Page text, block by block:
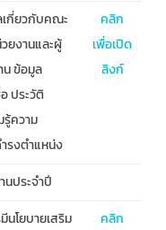
เกี่ยวกับคณะ
ยงานและผู้
น ข้อมูล
ประวัติ
ความ
รงตำแหน่ง
คลิก
เพื่อเปิด
ลิงก์
นประจำปี
โยบายเสริม คลิก